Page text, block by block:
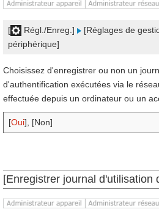
[ Régl./Enreg.] [Réglages de
périphérique]
Choisissez d'enregistrer ou non un
d'authentification exécutées via le
effectuée depuis un ordinateur ou un
[Oui], [Non]
[Enregistrer journal d'utilisation